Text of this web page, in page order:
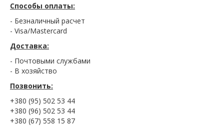
Способы оплаты:
- Безналичный расчет
- Visa/Mastercard
Доставка:
- Почтовыми службами
- В хозяйство
Позвонить:
+380 (95) 502 53 44
+380 (96) 502 53 44
+380 (67) 558 15 87